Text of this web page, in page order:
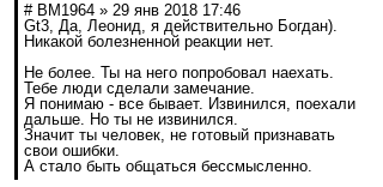
# BM1964 » 29 янв 2018 17:46
Gt3, Да, Леонид, я действительно Богдан).
Никакой болезненной реакции нет.
Не более. Ты на него попробовал наехать.
Тебе люди сделали замечание.
Я понимаю - все бывает. Извинился, поехали
дальше. Но ты не извинился.
Значит ты человек, не готовый признавать
свои ошибки.
А стало быть общаться бессмысленно.